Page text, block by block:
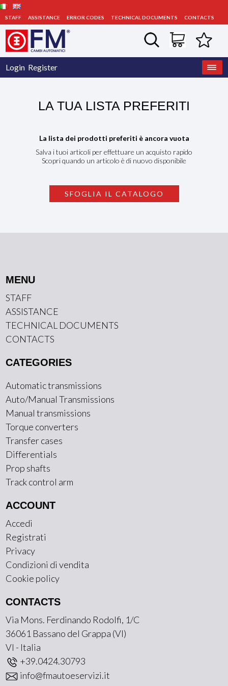
STAFF ASSISTANCE ERROR CODES TECHNICAL DOCUMENTS CONTACTS
Login Register
LA TUA LISTA PREFERITI
La lista dei prodotti preferiti è ancora vuota
Salva i tuoi articoli per effettuare un acquisto rapido
Scopri quando un articolo è di nuovo disponibile
SFOGLIA IL CATALOGO
MENU
STAFF
ASSISTANCE
TECHNICAL DOCUMENTS
CONTACTS
CATEGORIES
Automatic transmissions
Auto/Manual Transmissions
Manual transmissions
Torque converters
Transfer cases
Differentials
Prop shafts
Track control arm
ACCOUNT
Accedi
Registrati
Privacy
Condizioni di vendita
Cookie policy
CONTACTS
Via Mons. Ferdinando Rodolfi, 1/C
36061 Bassano del Grappa (VI)
VI - Italia
+39.0424.30793
info@fmautoeservizi.it